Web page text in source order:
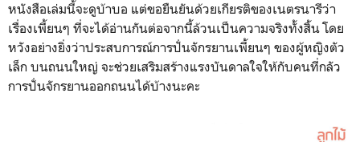
หนังสือเล่มนี้จะดูบ้าบอ แต่ขอยืนยันด้วยเกียรติของเนตรนารีว่า
เรื่องเพี้ยนๆ ที่จะได้อ่านกันต่อจากนี้ล้วนเป็นความจริงทั้งสิ้น โดย
หวังอย่างยิ่งว่าประสบการณ์การปั่นจักรยานเพี้ยนๆ ของผู้หญิงตัว
เล็ก บนถนนใหญ่ จะช่วยเสริมสร้างแรงบันดาลใจให้กับคนที่กลัว
การปั่นจักรยานออกถนนได้บ้างนะคะ